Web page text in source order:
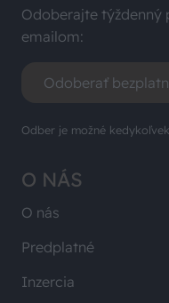
O NÁS
O nás
Predplatné
Inzercia
Odoberajte týždenný
emailom:
Odoberať
Odber je možné